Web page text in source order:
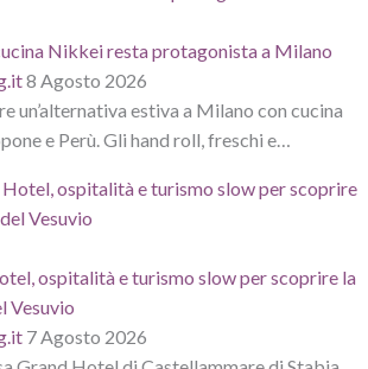
Nikkei resta protagonista a Milano
8 Agosto 2026
un’alternativa estiva a Milano con cucina
e Perù. Gli hand roll, freschi e…
ospitalità e turismo slow per scoprire la
Vesuvio
7 Agosto 2026